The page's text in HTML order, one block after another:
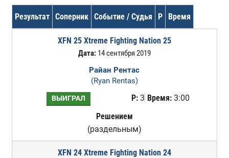
Результат Соперник Событие / Судья Р Время
XFN 25 Xtreme Fighting Nation 25
Дата:14 сентября 2019
Райан Рентас
(Ryan Rentas)
ВЫИГРАЛ Р:3 Время:3:00
Решением
(раздельным)
XFN 24 Xtreme Fighting Nation 24